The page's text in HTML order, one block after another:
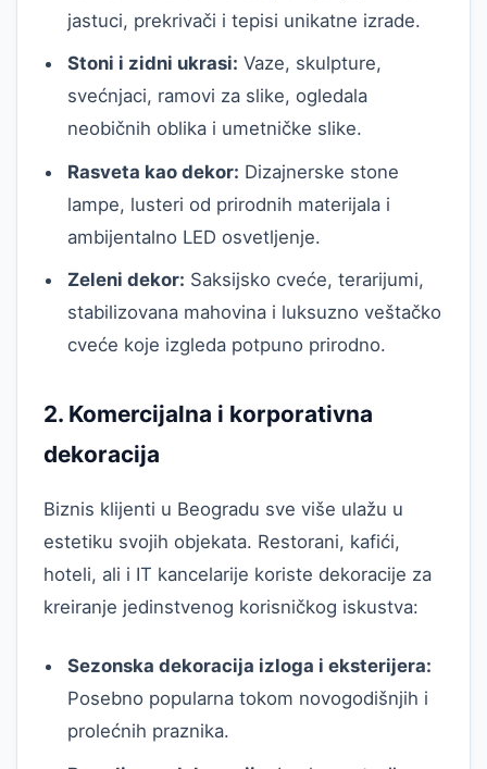
jastuci, prekrivači i tepisi unikatne izrade.
Stoni i zidni ukrasi: Vaze, skulpture,
svećnjaci, ramovi za slike, ogledala
neobičnih oblika i umetničke slike.
Rasveta kao dekor: Dizajnerske stone
lampe, lusteri od prirodnih materijala i
ambijentalno LED osvetljenje.
Zeleni dekor: Saksijsko cveće, terarijumi,
stabilizovana mahovina i luksuzno veštačko
cveće koje izgleda potpuno prirodno.
2. Komercijalna i korporativna
dekoracija
Biznis klijenti u Beogradu sve više ulažu u
estetiku svojih objekata. Restorani, kafići,
hoteli, ali i IT kancelarije koriste dekoracije za
kreiranje jedinstvenog korisničkog iskustva:
Sezonska dekoracija izloga i eksterijera:
Posebno popularna tokom novogodišnjih i
prolećnih praznika.